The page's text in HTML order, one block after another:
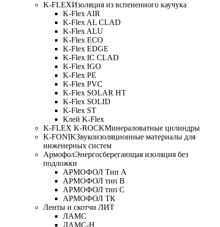
K-FLEXИзоляция из вспененного каучука
K-Flex AIR
K-Flex AL CLAD
K-Flex ALU
K-Flex ECO
K-Flex EDGE
K-Flex IC CLAD
K-Flex IGO
K-Flex PE
K-Flex PVC
K-Flex SOLAR HT
K-Flex SOLID
K-Flex ST
Клей K-Flex
K-FLEX K-ROCKМинераловатные цилиндры
K-FONIKЗвукоизоляционные материалы для
инженерных систем
АрмофолЭнергосберегающая изоляция без
подложки
АРМОФОЛ Тип А
АРМОФОЛ тип В
АРМОФОЛ тип C
АРМОФОЛ ТК
Ленты и скотчи ЛИТ
ЛАМС
ЛАМС-Н